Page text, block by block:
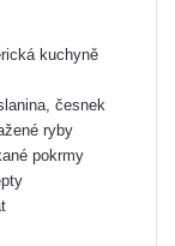
kuchyně
česnek
ryby
pokrmy